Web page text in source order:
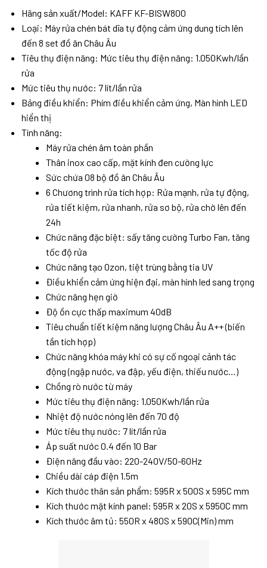
Hãng sản xuất/Model: KAFF KF-BISW800
Loại: Máy rửa chén bát dĩa tự động cảm ứng dung tích lên
đến 8 set đồ ăn Châu Âu
Tiêu thụ điện năng: Mức tiêu thụ điện năng: 1.050Kwh/lần
rửa
Mức tiêu thụ nước: 7 lít/lần rửa
Bảng điều khiển: Phím điều khiển cảm ứng, Màn hình LED
hiển thị
Tính năng:
Máy rửa chén âm toàn phần
Thân inox cao cấp, mặt kính đen cường lực
Sức chứa 08 bộ đồ ăn Châu Âu
6 Chương trình rửa tích hợp: Rửa mạnh, rửa tự động,
rửa tiết kiệm, rửa nhanh, rửa sơ bộ, rửa chờ lên đến
24h
Chức năng đặc biệt: sấy tăng cường Turbo Fan, tăng
tốc độ rửa
Chức năng tạo Ozon, tiệt trùng bằng tia UV
Điều khiển cảm ứng hiện đại, màn hình led sang trọng
Chức năng hẹn giờ
Độ ồn cực thấp maximum 40dB
Tiêu chuẩn tiết kiệm năng lượng Châu Âu A++ (biến
tần tích hợp)
Chức năng khóa máy khi có sự cố ngoại cảnh tác
động (ngập nước, va đập, yếu điện, thiếu nước…)
Chồng rò nước từ máy
Mức tiêu thụ điện năng: 1.050Kwh/lần rửa
Nhiệt độ nước nóng lên đến 70 độ
Mức tiêu thụ nước: 7 lít/lần rửa
Áp suất nước 0.4 đến 10 Bar
Điện năng đầu vào: 220-240V/50-60Hz
Chiều dài cáp điện 1.5m
Kích thước thân sản phẩm: 595R x 500S x 595C mm
Kích thước mặt kính panel: 595R x 20S x 5950C mm
Kích thước âm tủ: 550R x 480S x 590C(Min) mm